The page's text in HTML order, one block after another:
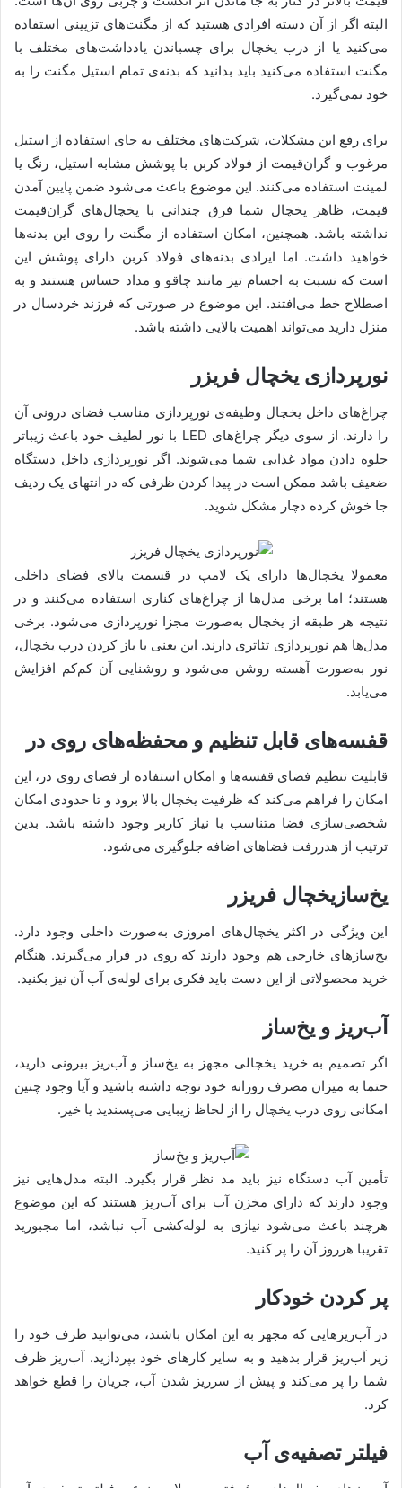
البته اگر از آن دسته افرادی هستید که از مگنت‌های تزیینی استفاده
می‌کنید یا از درب یخچال برای چسباندن یادداشت‌های مختلف با
مگنت استفاده می‌کنید باید بدانید که بدنه‌ی تمام استیل مگنت را به
خود نمی‌گیرد.
برای رفع این مشکلات، شرکت‌های مختلف به جای استفاده از استیل
مرغوب و گران‌قیمت از فولاد کربن با پوشش مشابه استیل، رنگ یا
لمینت استفاده می‌کنند. این موضوع باعث می‌شود ضمن پایین آمدن
قیمت، ظاهر یخچال شما فرق چندانی با یخچال‌های گران‌قیمت
نداشته باشد. همچنین، امکان استفاده از مگنت را روی این بدنه‌ها
خواهید داشت. اما ایرادی بدنه‌های فولاد کربن دارای پوشش این
است که نسبت به اجسام تیز مانند چاقو و مداد حساس هستند و به
اصطلاح خط می‌افتند. این موضوع در صورتی که فرزند خردسال در
منزل دارید می‌تواند اهمیت بالایی داشته باشد.
نورپردازی یخچال فریزر
چراغ‌های داخل یخچال وظیفه‌ی نورپردازی مناسب فضای درونی آن
را دارند. از سوی دیگر چراغ‌های LED با نور لطیف خود باعث زیباتر
جلوه دادن مواد غذایی شما می‌شوند. اگر نورپردازی داخل دستگاه
ضعیف باشد ممکن است در پیدا کردن ظرفی که در انتهای یک ردیف
جا خوش کرده دچار مشکل شوید.
معمولا یخچال‌ها دارای یک لامپ در قسمت بالای فضای داخلی
هستند؛ اما برخی مدل‌ها از چراغ‌های کناری استفاده می‌کنند و در
نتیجه هر طبقه از یخچال به‌صورت مجزا نورپردازی می‌شود. برخی
مدل‌ها هم نورپردازی تئاتری دارند. این یعنی با باز کردن درب یخچال،
نور به‌صورت آهسته روشن می‌شود و روشنایی آن کم‌کم افزایش
می‌یابد.
قفسه‌های قابل تنظیم و محفظه‌های روی در
قابلیت تنظیم فضای قفسه‌ها و امکان استفاده از فضای روی در، این
امکان را فراهم می‌کند که ظرفیت یخچال بالا برود و تا حدودی امکان
شخصی‌سازی فضا متناسب با نیاز کاربر وجود داشته باشد. بدین
ترتیب از هدررفت فضاهای اضافه جلوگیری می‌شود.
یخ‌سازیخچال فریزر
این ویژگی در اکثر یخچال‌های امروزی به‌صورت داخلی وجود دارد.
یخ‌سازهای خارجی هم وجود دارند که روی در قرار می‌گیرند. هنگام
خرید محصولاتی از این دست باید فکری برای لوله‌ی آب آن نیز بکنید.
آب‌ریز و یخ‌ساز
اگر تصمیم به خرید یخچالی مجهز به یخ‌ساز و آب‌ریز بیرونی دارید،
حتما به میزان مصرف روزانه خود توجه داشته باشید و آیا وجود چنین
امکانی روی درب یخچال را از لحاظ زیبایی می‌پسندید یا خیر.
تأمین آب دستگاه نیز باید مد نظر قرار بگیرد. البته مدل‌هایی نیز
وجود دارند که دارای مخزن آب برای آب‌ریز هستند که این موضوع
هرچند باعث می‌شود نیازی به لوله‌کشی آب نباشد، اما مجبورید
تقریبا هرروز آن را پر کنید.
پر کردن خودکار
در آب‌ریزهایی که مجهز به این امکان باشند، می‌توانید ظرف خود را
زیر آب‌ریز قرار بدهید و به سایر کارهای خود بپردازید. آب‌ریز ظرف
شما را پر می‌کند و پیش از سرریز شدن آب، جریان را قطع خواهد
کرد.
فیلتر تصفیه‌ی آب